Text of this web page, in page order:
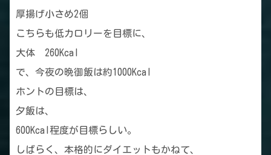
厚揚げ小さめ2個
こちらも低カロリーを目標に、
大体 260Kcal
で、今夜の晩御飯は約1000Kcal
ホントの目標は、
夕飯は、
600Kcal程度が目標らしい。
しばらく、本格的にダイエットもかねて、